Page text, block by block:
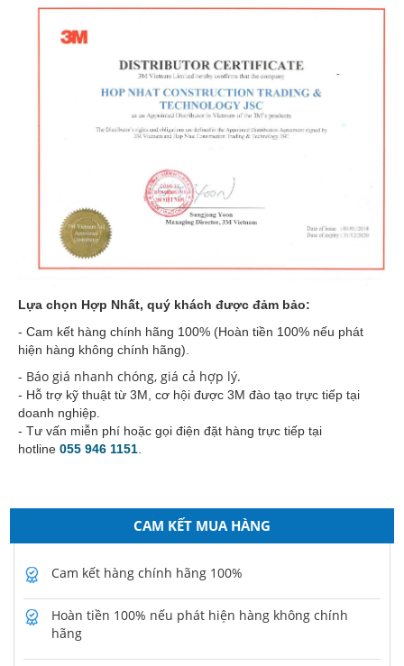
Lựa chọn Hợp Nhất, quý khách được đảm bảo:
- Cam kết hàng chính hãng 100% (Hoàn tiền 100% nếu phát
hiện hàng không chính hãng).
- Báo giá nhanh chóng, giá cả hợp lý.
- Hỗ trợ kỹ thuật từ 3M, cơ hội được 3M đào tạo trực tiếp tại
doanh nghiệp.
- Tư vấn miễn phí hoặc gọi điện đặt hàng trực tiếp tại
hotline 055 946 1151.
CAM KẾT MUA HÀNG
Cam kết hàng chính hãng 100%
Hoàn tiền 100% nếu phát hiện hàng không chính
hãng